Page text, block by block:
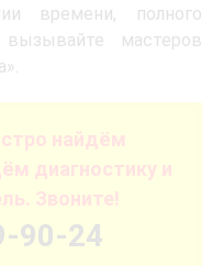
времени, полного
вызывайте мастеров
найдём
диагностику и
Звоните!
90-24